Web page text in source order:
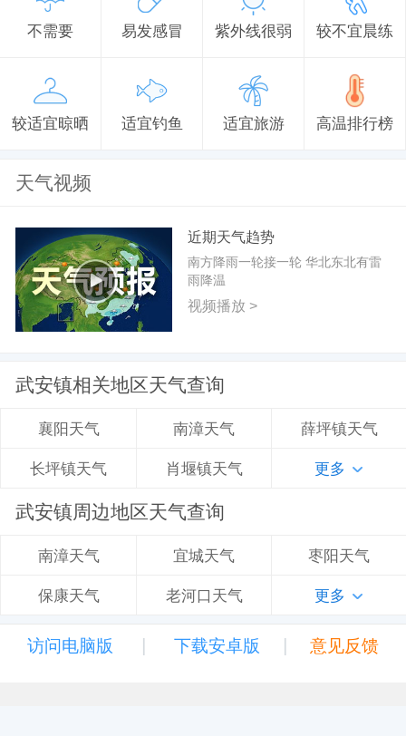
不需要 易发感冒 紫外线很弱 较不宜晨练
较适宜晾晒 适宜钓鱼 适宜旅游 高温排行榜
天气视频
近期天气趋势
南方降雨一轮接一轮 华北东北有雷
雨降温
视频播放 >
武安镇相关地区天气查询
襄阳天气 南漳天气 薛坪镇天气
长坪镇天气 肖堰镇天气 更多
武安镇周边地区天气查询
南漳天气 宜城天气 枣阳天气
保康天气 老河口天气 更多
访问电脑版 | 下载安卓版 | 意见反馈